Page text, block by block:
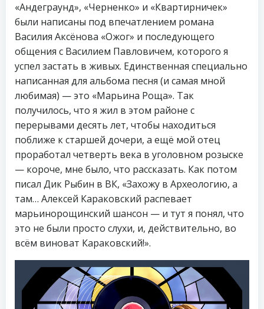
«Андеграунд», «Черненко» и «Квартирничек»
были написаны под впечатлением романа
Василия Аксëнова «Ожог» и последующего
общения с Василием Павловичем, которого я
успел застать в живых. Единственная специально
написанная для альбома песня (и самая мной
любимая) — это «Марьина Роща». Так
получилось, что я жил в этом районе с
перерывами десять лет, чтобы находиться
поближе к старшей дочери, а ещё мой отец
проработал четверть века в уголовном розыске
— короче, мне было, что рассказать. Как потом
писал Дик Рыбин в ВК, «Захожу в Археологию, а
там… Алексей Караковский распевает
марьинорощинский шансон — и тут я понял, что
это не были просто слухи, и, действительно, во
всём виноват Караковский!».